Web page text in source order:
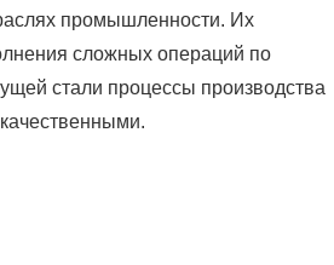
промышленности. Их
сложных операций по
стали процессы производства